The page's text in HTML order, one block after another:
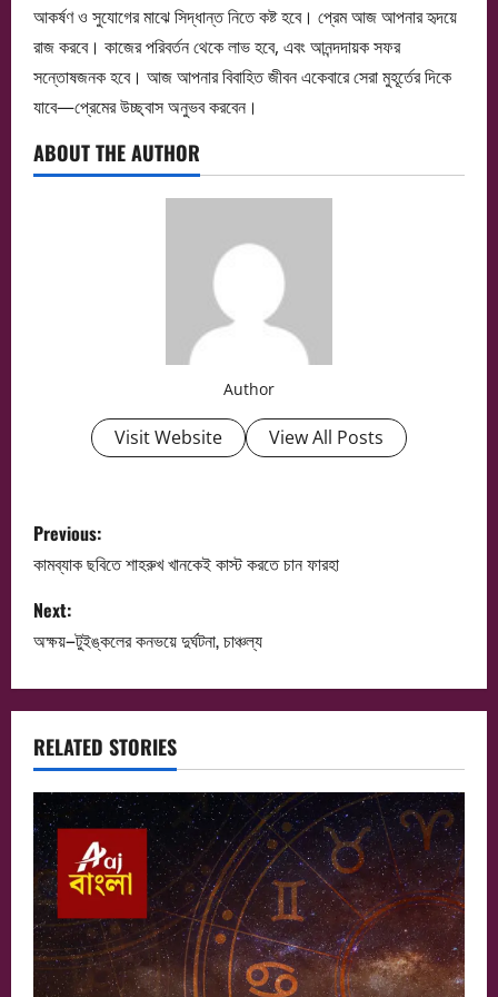
আকর্ষণ ও সুযোগের মাঝে সিদ্ধান্ত নিতে কষ্ট হবে। প্রেম আজ আপনার হৃদয়ে
রাজ করবে। কাজের পরিবর্তন থেকে লাভ হবে, এবং আনন্দদায়ক সফর
সন্তোষজনক হবে। আজ আপনার বিবাহিত জীবন একেবারে সেরা মুহূর্তের দিকে
যাবে—প্রেমের উচ্ছ্বাস অনুভব করবেন।
ABOUT THE AUTHOR
Author
Visit Website View All Posts
P
o
s
t
n
a
v
i
g
a
Previous:
কামব্যাক ছবিতে শাহরুখ খানকেই কাস্ট করতে চান ফারহা
Next:
অক্ষয়–টুইঙ্কলের কনভয়ে দুর্ঘটনা, চাঞ্চল্য
RELATED STORIES